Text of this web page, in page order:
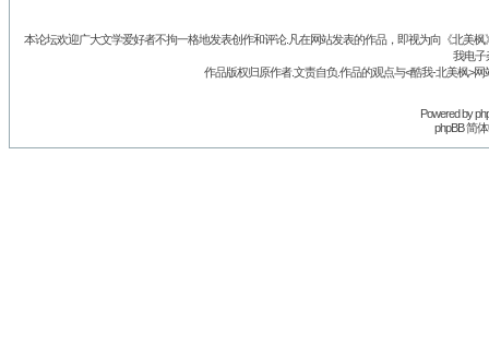
本论坛欢迎广大文学爱好者不拘一格地发表创作和评论.凡在网站发表的作品，即视为向《北美
我电子
作品版权归原作者.文责自负.作品的观点与<酷我-北美枫>
Powered by
phpBB 简